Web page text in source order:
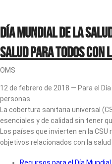
Día Mundial de la
Salud para todos
OMS
12 de febrero de 2018 — Para el
personas.
La cobertura sanitaria universal
esenciales y de calidad sin tener
Los países que invierten en la
objetivos relacionados con la